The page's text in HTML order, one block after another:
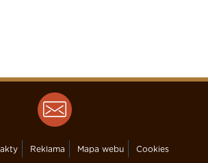
Reklama Mapa webu Cookies